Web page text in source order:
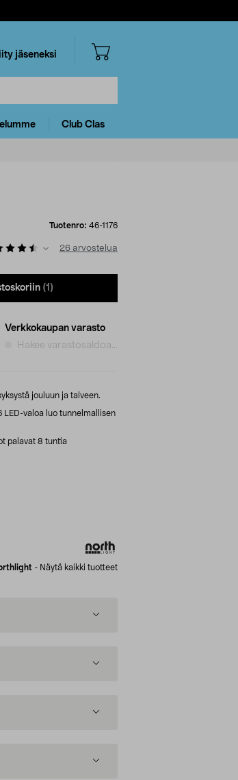
jäseneksi
Club Clas
Tuotenro: 46-1176
26 arvostelua
(1)
Verkkokaupan varasto
Hakee varastosaldoa...
jouluun ja talveen.
LED-valoa luo tunnelmallisen
palavat 8 tuntia
- Näytä kaikki tuotteet